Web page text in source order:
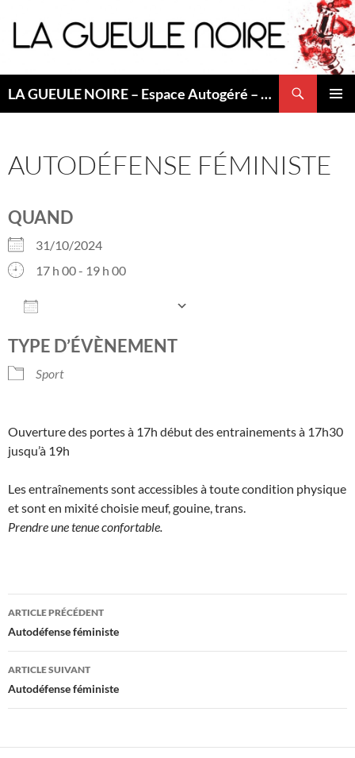
au
contenu
LA GUEULE NOIRE – Espace Autogéré – Saint Etienne
AUTODÉFENSE FÉMINISTE
QUAND
31/10/2024
17 h 00 - 19 h 00
TYPE D’ÉVÈNEMENT
Sport
Ouverture des portes à 17h début des entrainements à 17h30
jusqu’à 19h
Les entraînements sont accessibles à toute condition physique
et sont en mixité choisie meuf, gouine, trans.
Prendre une tenue confortable.
Navigation
des
articles
ARTICLE PRÉCÉDENT
Autodéfense féministe
ARTICLE SUIVANT
Autodéfense féministe